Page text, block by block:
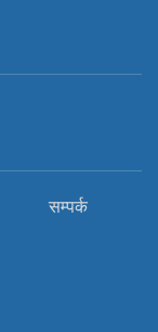
सम्पर्क